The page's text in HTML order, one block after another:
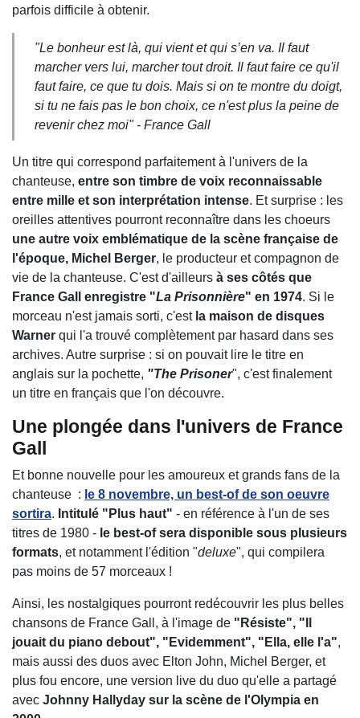
parfois difficile à obtenir.
"Le bonheur est là, qui vient et qui s’en va. Il faut
marcher vers lui, marcher tout droit. Il faut faire ce qu'il
faut faire, ce que tu dois. Mais si on te montre du doigt,
si tu ne fais pas le bon choix, ce n'est plus la peine de
revenir chez moi" - France Gall
Un titre qui correspond parfaitement à l'univers de la
chanteuse, entre son timbre de voix reconnaissable
entre mille et son interprétation intense. Et surprise : les
oreilles attentives pourront reconnaître dans les choeurs
une autre voix emblématique de la scène française de
l'époque, Michel Berger, le producteur et compagnon de
vie de la chanteuse. C'est d'ailleurs à ses côtés que
France Gall enregistre "La Prisonnière" en 1974. Si le
morceau n'est jamais sorti, c'est la maison de disques
Warner qui l'a trouvé complètement par hasard dans ses
archives. Autre surprise : si on pouvait lire le titre en
anglais sur la pochette, "The Prisoner", c'est finalement
un titre en français que l'on découvre.
Une plongée dans l'univers de France
Gall
Et bonne nouvelle pour les amoureux et grands fans de la
chanteuse : le 8 novembre, un best-of de son oeuvre
sortira. Intitulé "Plus haut" - en référence à l'un de ses
titres de 1980 - le best-of sera disponible sous plusieurs
formats, et notamment l'édition "deluxe", qui compilera
pas moins de 57 morceaux !
Ainsi, les nostalgiques pourront redécouvrir les plus belles
chansons de France Gall, à l'image de "Résiste", "Il
jouait du piano debout", "Evidemment", "Ella, elle l'a",
mais aussi des duos avec Elton John, Michel Berger, et
plus fou encore, une version live du duo qu'elle a partagé
avec Johnny Hallyday sur la scène de l'Olympia en